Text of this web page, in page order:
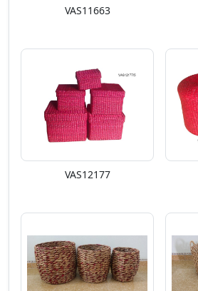
VAS11663
VAS12177